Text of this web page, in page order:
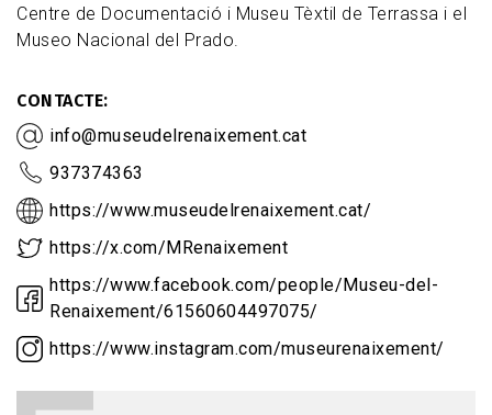
Centre de Documentació i Museu Tèxtil de Terrassa i el
Museo Nacional del Prado.
CONTACTE
info@museudelrenaixement.cat
937374363
https://www.museudelrenaixement.cat/
https://x.com/MRenaixement
https://www.facebook.com/people/Museu-del-
Renaixement/61560604497075/
https://www.instagram.com/museurenaixement/